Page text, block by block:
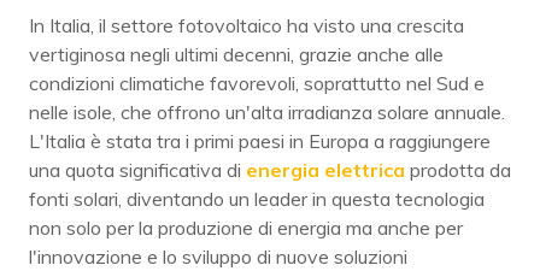
In Italia, il settore fotovoltaico ha visto una crescita
vertiginosa negli ultimi decenni, grazie anche alle
condizioni climatiche favorevoli, soprattutto nel Sud e
nelle isole, che offrono un'alta irradianza solare annuale.
L'Italia è stata tra i primi paesi in Europa a raggiungere
una quota significativa di energia elettrica prodotta da
fonti solari, diventando un leader in questa tecnologia
non solo per la produzione di energia ma anche per
l'innovazione e lo sviluppo di nuove soluzioni